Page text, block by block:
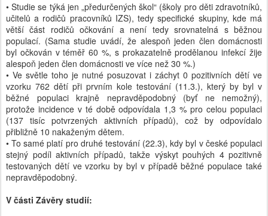
• Studie se týká jen „předurčených škol“ (školy pro děti zdravotníků,
učitelů a rodičů pracovníků IZS), tedy specifické skupiny, kde má
větší část rodičů očkování a není tedy srovnatelná s běžnou
populací. (Sama studie uvádí, že alespoň jeden člen domácnosti
byl očkován v téměř 60 %, s prokazatelně prodělanou infekcí žije
alespoň jeden člen domácnosti ve více než 30 %.)
• Ve světle toho je nutné posuzovat i záchyt 0 pozitivních dětí ve
vzorku 762 dětí při prvním kole testování (11.3.), který by byl v
běžné populaci krajně nepravděpodobný (byť ne nemožný),
protože incidence v té době odpovídala 1,3 % pro celou populaci
(137 tisíc potvrzených aktivních případů), což by odpovídalo
přibližně 10 nakaženým dětem.
• To samé platí pro druhé testování (22.3), kdy byl v české populaci
stejný podíl aktivních případů, takže výskyt pouhých 4 pozitivně
testovaných dětí ve vzorku by byl v případě běžné populace také
nepravděpodobný.
V části Závěry studií: